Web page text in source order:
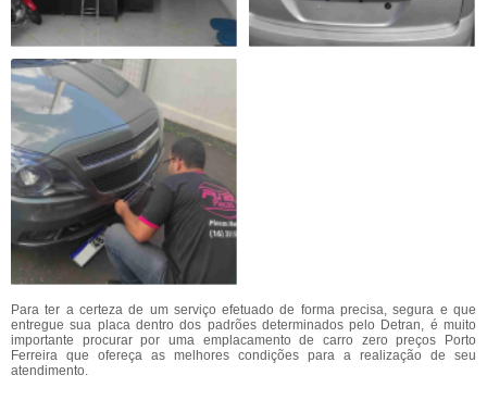
Para ter a certeza de um serviço efetuado de forma precisa, segura e que
entregue sua placa dentro dos padrões determinados pelo Detran, é muito
importante procurar por uma emplacamento de carro zero preços Porto
Ferreira que ofereça as melhores condições para a realização de seu
atendimento.